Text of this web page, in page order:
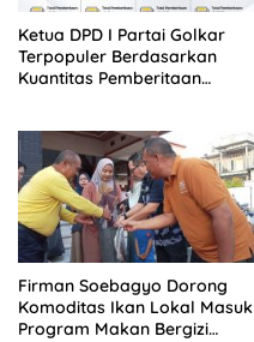
Ketua DPD I Partai Golkar
Terpopuler Berdasarkan
Kuantitas Pemberitaan
Firman Soebagyo Dorong
Komoditas Ikan Lokal Masuk
Program Makan Bergizi